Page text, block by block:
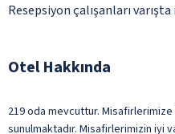
Resepsiyon çalışanları
Otel Hakkında
219 oda mevcuttur.
sunulmaktadır. Misafirlerimizin iyi